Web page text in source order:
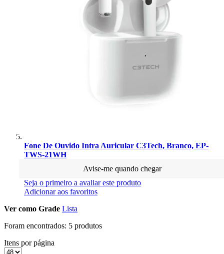
Fone De Ouvido Intra Auricular C3Tech, Branco, EP-
TWS-21WH
Avise-me quando chegar
Seja o primeiro a avaliar este produto
Adicionar aos favoritos
Ver como Grade Lista
Foram encontrados: 5 produtos
Itens por página